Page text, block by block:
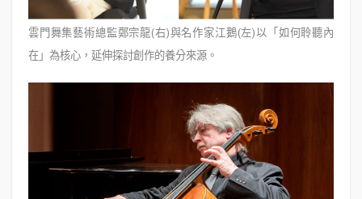
雲門舞集藝術總監鄭宗龍(右)與名作家江鵝(左)以「如何聆聽內
在」為核心，延伸探討創作的養分來源。